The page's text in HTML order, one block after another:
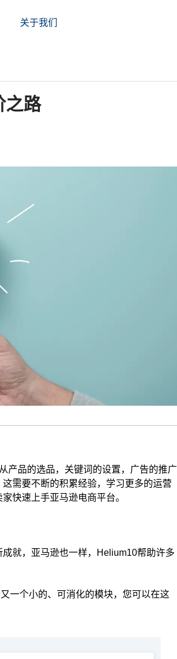
关于我们
之路
产品的选品，关键词的设置，广告的推广
需要不断的积累经验，学习更多的运营
快速上手亚马逊电商平台。
就，亚马逊也一样，Helium10帮助许多
一个小的、可消化的模块，您可以在这